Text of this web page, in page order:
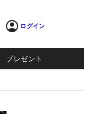
ログイン
プレゼント